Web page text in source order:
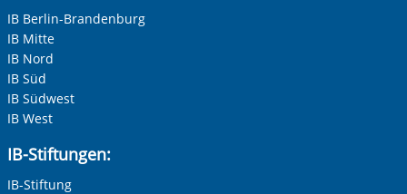
IB Berlin-Brandenburg
IB Mitte
IB Nord
IB Süd
IB Südwest
IB West
IB-Stiftungen:
IB-Stiftung